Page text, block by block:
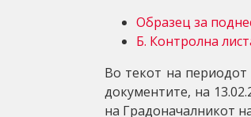
Образец за
Б. Контролна
Во текот на периодот
документите, на
на Градоначалникот